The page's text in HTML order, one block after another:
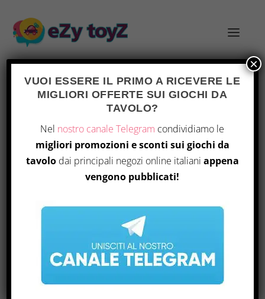
TAVOLO
Inserito da Notizie|
FIRING UP THE BASE (GAME)
Un numero impressionante di 60.000
VUOI ESSERE IL PRIMO A RICEVERE LE
MIGLIORI OFFERTE SUI GIOCHI DA
TAVOLO?
Nel nostro canale Telegram condividiamo le
migliori promozioni e sconti sui giochi da
tavolo dai principali negozi online italiani appena
vengono pubblicati!
×